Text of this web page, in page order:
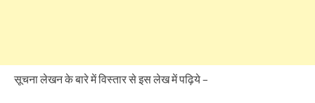
सूचना लेखन के बारे में विस्तार से इस लेख में पढ़िये –